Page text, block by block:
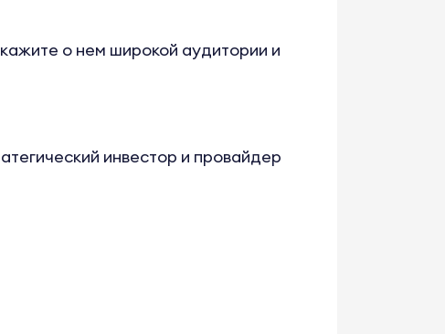
о нем широкой аудитории и
инвестор и провайдер